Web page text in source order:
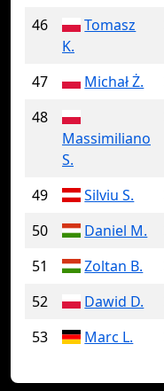
46
Tomasz
K.
47 Michał Ż.
48
Massimiliano
S.
49 Silviu S.
50
Daniel M.
51
Zoltan B.
52
Dawid D.
53
Marc L.